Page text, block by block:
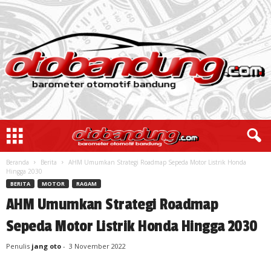
Beranda Berita
AHM Umumkan Strategi Roadmap Sepeda Motor Listrik Honda
Hingga 2030
BERITA MOTOR RAGAM
AHM Umumkan Strategi Roadmap
Sepeda Motor Listrik Honda Hingga 2030
Penulis jang oto - 3 November 2022